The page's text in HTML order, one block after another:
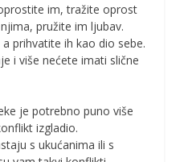
im, tražite oprost
pružite im ljubav.
prihvatite ih kao dio sebe.
i više nećete imati slične
je potrebno puno više
izgladio.
s ukućanima ili s